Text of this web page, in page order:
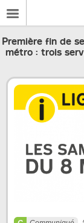
Première fin de
métro : trois